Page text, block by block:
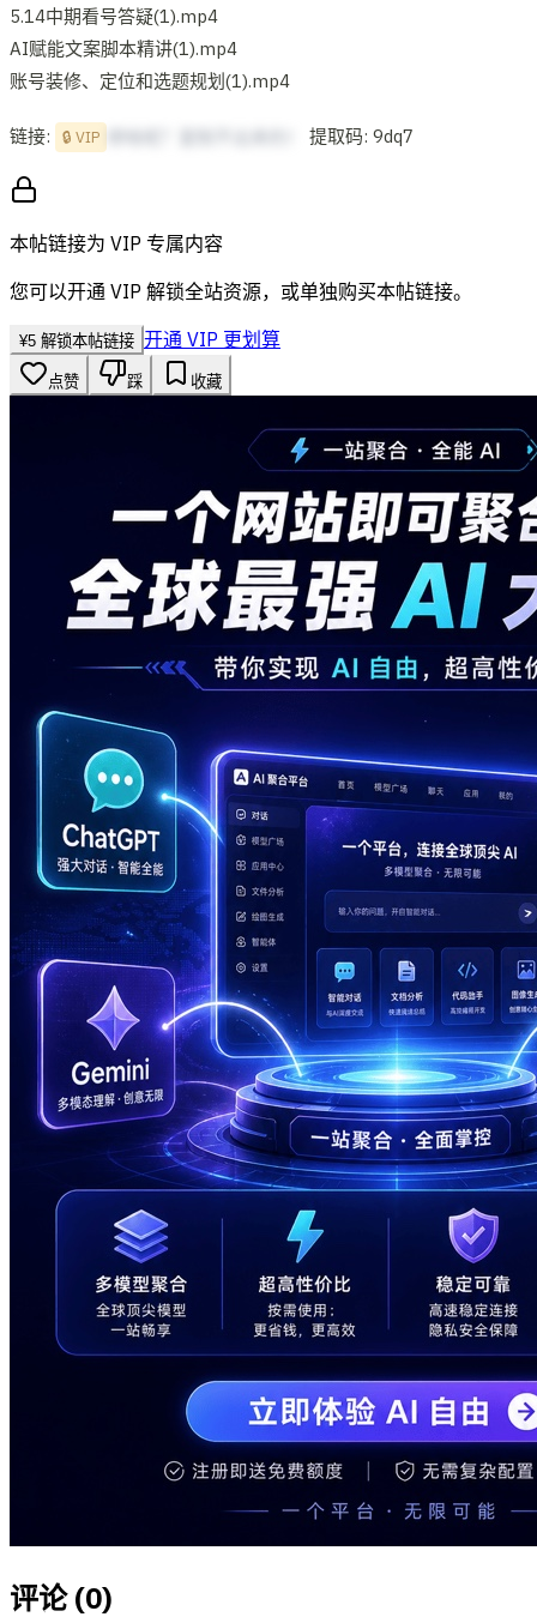
5.14中期看号答疑(1).mp4
AI赋能文案脚本精讲(1).mp4
账号装修、定位和选题规划(1).mp4
链接: 🔒 VIP 提取码: 9dq7
本帖链接为 VIP 专属内容
您可以开通 VIP 解锁全站资源，或单独购买本帖链接。
¥5 解锁本帖链接 开通 VIP 更划算
点赞 踩 收藏
评论 (0)